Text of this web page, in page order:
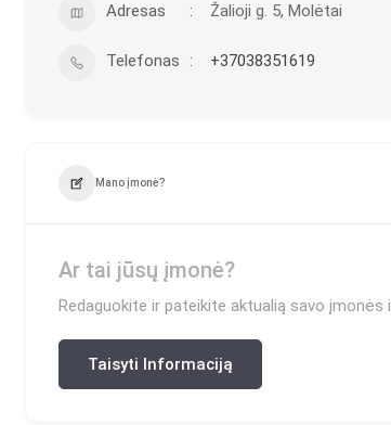
Adresas Žalioji g. 5, Molėtai
Telefonas +37038351619
Mano įmonė?
Ar tai jūsų įmonė?
Redaguokite ir pateikite aktualią savo
Taisyti Informaciją